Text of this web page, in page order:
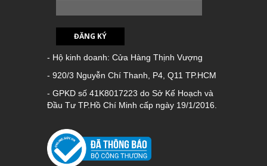
ĐĂNG KÝ
- Hộ kinh doanh: Cửa Hàng Thịnh Vượng
- 920/3 Nguyễn Chí Thanh, P4, Q11 TP.HCM
- GPKD số 41K8017223 do Sở Kế Hoạch và
Đầu Tư TP.Hồ Chí Minh cấp ngày 19/1/2016.